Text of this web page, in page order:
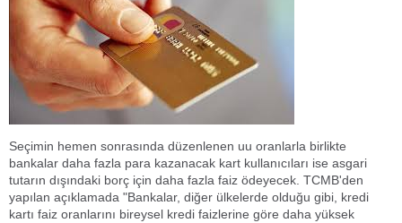
Seçimin hemen sonrasında düzenlenen uu oranlarla birlikte
bankalar daha fazla para kazanacak kart kullanıcıları ise asgari
tutarın dışındaki borç için daha fazla faiz ödeyecek. TCMB'den
yapılan açıklamada "Bankalar, diğer ülkelerde olduğu gibi, kredi
kartı faiz oranlarını bireysel kredi faizlerine göre daha yüksek